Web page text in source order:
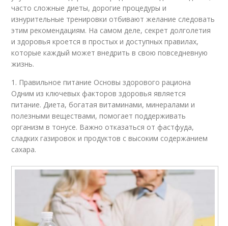
часто сложные диеты, дорогие процедуры и
изнурительные тренировки отбивают желание следовать
этим рекомендациям. На самом деле, секрет долголетия
и здоровья кроется в простых и доступных правилах,
которые каждый может внедрить в свою повседневную
жизнь.
1. Правильное питание Основы здорового рациона
Одним из ключевых факторов здоровья является
питание. Диета, богатая витаминами, минералами и
полезными веществами, помогает поддерживать
организм в тонусе. Важно отказаться от фастфуда,
сладких газировок и продуктов с высоким содержанием
сахара.